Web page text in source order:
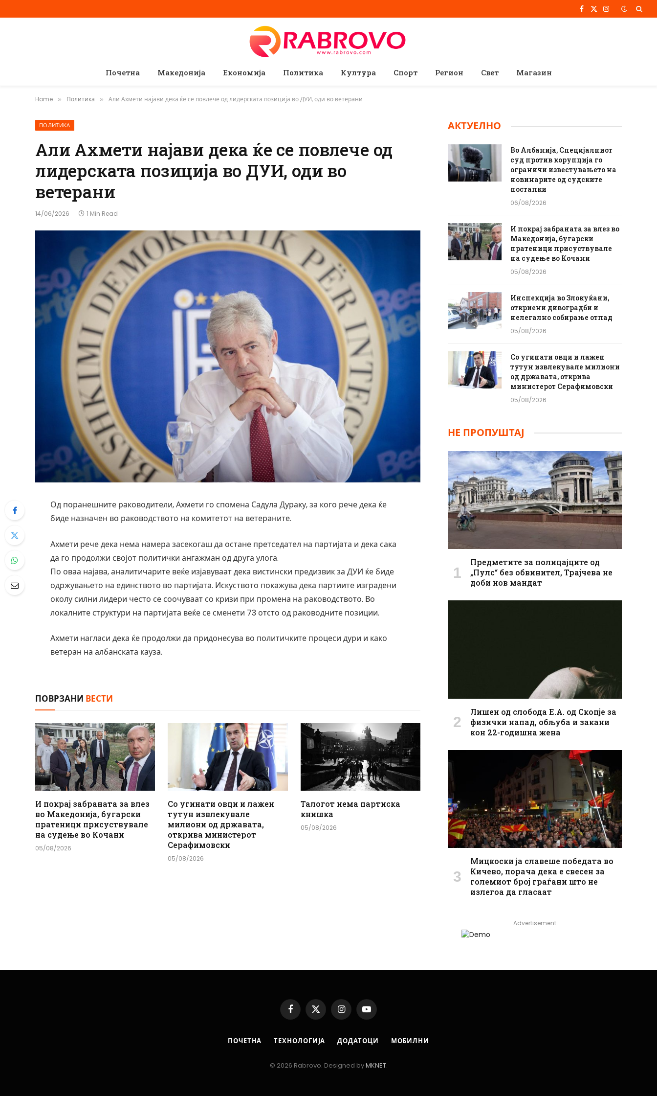
Facebook
X
Instagram
Почетна Македонија Економија Политика Култура Спорт Регион Свет Магазин
Home » Политика » Али Ахмети најави дека ќе се повлече од лидерската позиција во ДУИ, оди во ветерани
ПОЛИТИКА
Али Ахмети најави дека ќе се повлече од
лидерската позиција во ДУИ, оди во
ветерани
14/06/2026 1 Min Read
Од поранешните раководители, Ахмети го спомена Садула Дураку, за кого рече дека ќе
биде назначен во раководството на комитетот на ветераните.
Ахмети рече дека нема намера засекогаш да остане претседател на партијата и дека сака
да го продолжи својот политички ангажман од друга улога.
По оваа најава, аналитичарите веќе изјавуваат дека вистински предизвик за ДУИ ќе биде
одржувањето на единството во партијата. Искуството покажува дека партиите изградени
околу силни лидери често се соочуваат со кризи при промена на раководството. Во
локалните структури на партијата веќе се сменети 73 отсто од раководните позиции.
Ахмети нагласи дека ќе продолжи да придонесува во политичките процеси дури и како
ветеран на албанската кауза.
ПОВРЗАНИ ВЕСТИ
И покрај забраната за влез
во Македонија, бугарски
пратеници присуствувале
на судење во Кочани
05/08/2026
Со угинати овци и лажен
тутун извлекувале
милиони од државата,
открива министерот
Серафимовски
05/08/2026
Талогот нема партиска
книшка
05/08/2026
АКТУЕЛНО
Во Албанија, Специјалниот
суд против корупција го
ограничи известувањето на
новинарите од судските
постапки
06/08/2026
И покрај забраната за влез во
Македонија, бугарски
пратеници присуствувале
на судење во Кочани
05/08/2026
Инспекција во Злокуќани,
откриени дивоградби и
нелегално собирање отпад
05/08/2026
Со угинати овци и лажен
тутун извлекувале милиони
од државата, открива
министерот Серафимовски
05/08/2026
НЕ ПРОПУШТАЈ
Предметите за полицајците од
„Пулс“ без обвинител, Трајчева не
доби нов мандат
Лишен од слобода Е.А. од Скопје за
физички напад, обљуба и закани
кон 22-годишна жена
Мицкоски ја славеше победата во
Кичево, порача дека е свесен за
големиот број граѓани што не
излегоа да гласаат
Advertisement
Facebook
X
(Twitter)
InstagramYouTube
ПОЧЕТНА ТЕХНОЛОГИЈА ДОДАТОЦИ МОБИЛНИ
© 2026 Rabrovo. Designed byMKNET.